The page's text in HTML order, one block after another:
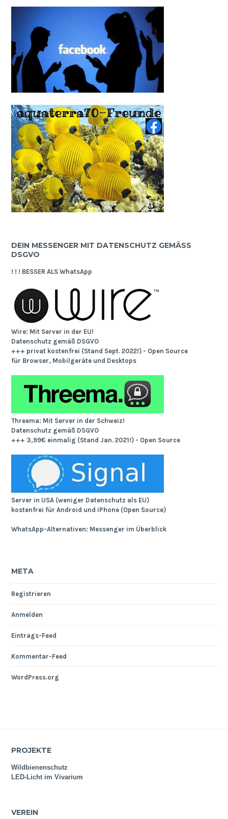
DEIN MESSENGER MIT DATENSCHUTZ GEMÄSS D
SGVO
! ! ! BESSER ALS WhatsApp
Wire: Mit Server in der EU!
Datenschutz gemäß DSGVO
+++ privat kostenfrei (Stand Sept. 2022!) - Open Source
für Browser, Mobilgeräte und Desktops
Threema: Mit Server in der Schweiz!
Datenschutz gemäß DSGVO
+++ 3,99€ einmalig (Stand Jan. 2021!) - Open Source
Server in USA (weniger Datenschutz als EU)
kostenfrei für Android und iPhone (Open Source)
WhatsApp-Alternativen: Messenger im Überblick
META
Registrieren
Anmelden
Eintrags-Feed
Kommentar-Feed
WordPress.org
PROJEKTE
Wildbienenschutz
LED-Licht im Vivarium
VEREIN